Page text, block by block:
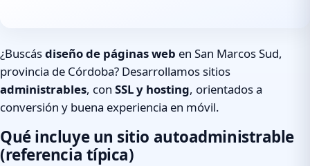
¿Buscásdiseño de páginas web en San Marcos Sud,
provincia de Córdoba? Desarrollamos sitios
administrables, con SSL y hosting, orientados a
conversión y buena experiencia en móvil.
Qué incluye un sitio autoadministrable
(referencia típica)